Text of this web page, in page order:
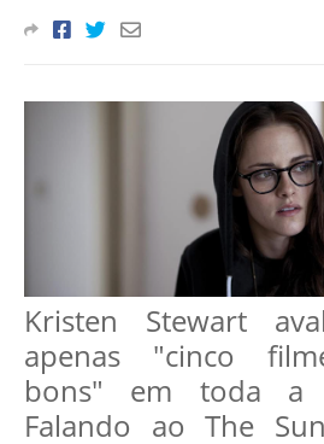
Kristen Stewart
apenas "cinco
bons" em toda a
Falando ao The